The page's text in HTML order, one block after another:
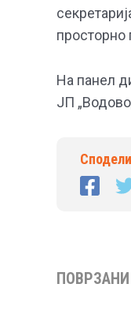
просторно
На панел
ЈП
Сподели